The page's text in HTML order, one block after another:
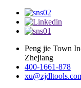
Peng jie Town
Zhejiang
400-1661-878